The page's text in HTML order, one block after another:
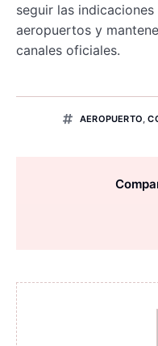
seguir las
aeropuertos y
canales oficiales.
AEROPUERTO,